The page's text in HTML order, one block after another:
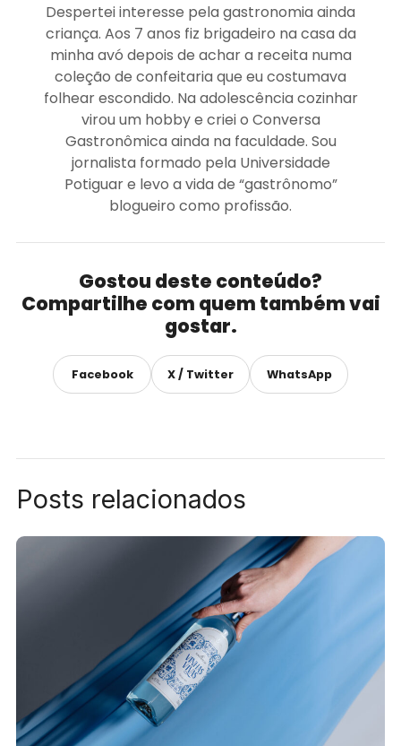
Despertei interesse pela gastronomia ainda
criança. Aos 7 anos fiz brigadeiro na casa da
minha avó depois de achar a receita numa
coleção de confeitaria que eu costumava
folhear escondido. Na adolescência cozinhar
virou um hobby e criei o Conversa
Gastronômica ainda na faculdade. Sou
jornalista formado pela Universidade
Potiguar e levo a vida de “gastrônomo”
blogueiro como profissão.
Gostou deste conteúdo?
Compartilhe com quem também vai
gostar.
Facebook X / Twitter WhatsApp
Posts relacionados